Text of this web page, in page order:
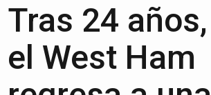
Tras 24 años,
el West Ham